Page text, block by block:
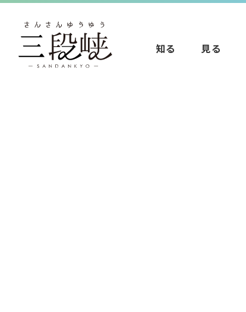
知る 見る